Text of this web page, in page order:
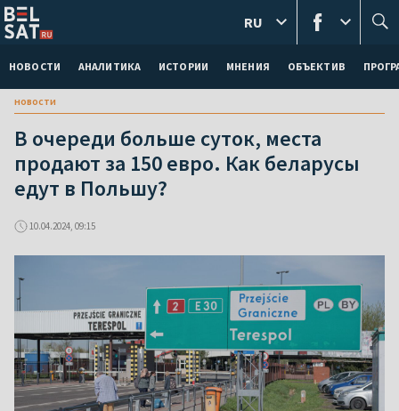
НОВОСТИ АНАЛИТИКА ИСТОРИИ МНЕНИЯ ОБЪЕКТИВ
RU
новости
В очереди больше суток, места
продают за 150 евро. Как беларусы
едут в Польшу?
10.04.2024, 09:15